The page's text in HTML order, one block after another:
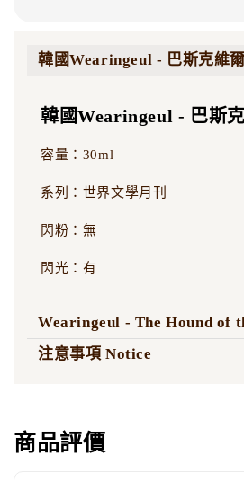
韓國Wearingeul - 巴斯克維
韓國Wearingeul - 巴斯
容量：30ml
系列：世界文學月刊
閃粉：無
閃光：有
Wearingeul - The Hound of
注意事項 Notice
商品評價